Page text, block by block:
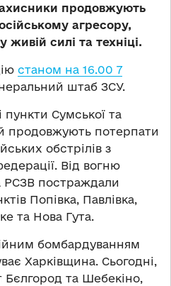
продовжують
агресору,
силі та техніці.
станом на 16.00 7
штаб ЗСУ.
Сумської та
продовжують потерпати
обстрілів з
Від вогню
РСЗВ постраждали
Попівка, Павлівка,
та Нова Гута.
бомбардуванням
Харківщина. Сьогодні,
Бєлгород та Шебекіно,